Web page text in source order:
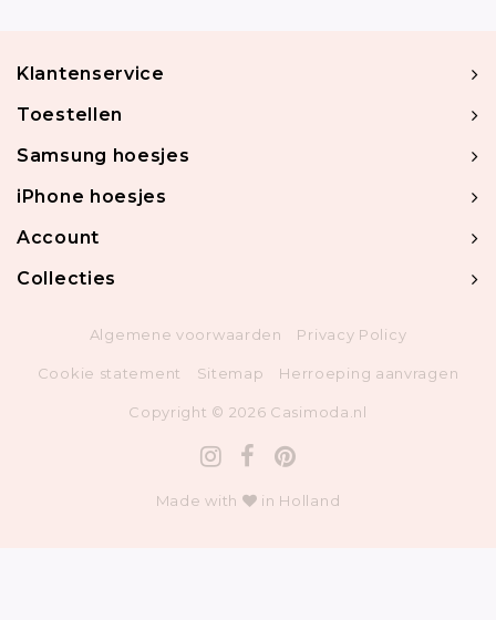
Klantenservice
Toestellen
Samsung hoesjes
iPhone hoesjes
Account
Collecties
Algemene voorwaarden Privacy Policy
Cookie statement Sitemap Herroeping aanvragen
Copyright © 2026 Casimoda.nl
Made with in Holland